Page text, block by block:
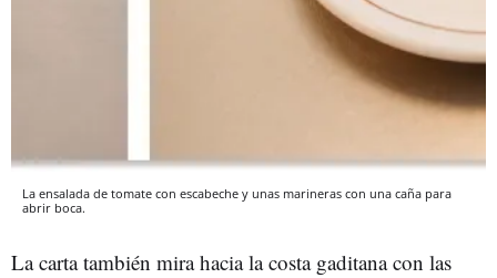
La ensalada de tomate con escabeche y unas marineras con una caña para
abrir boca.
La carta también mira hacia la costa gaditana con las